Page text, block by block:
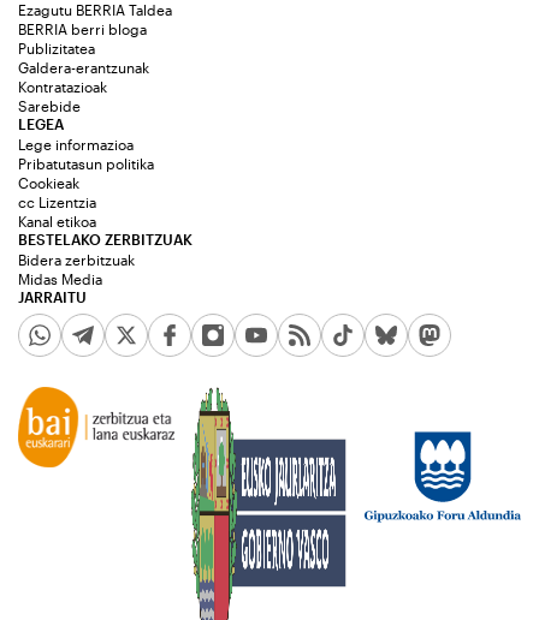
Ezagutu BERRIA Taldea
BERRIA berri bloga
Publizitatea
Galdera-erantzunak
Kontratazioak
Sarebide
JARRAITU
LEGEA
Lege informazioa
Pribatutasun politika
Cookieak
cc Lizentzia
Kanal etikoa
BESTELAKO ZERBITZUAK
Bidera zerbitzuak
Midas Media